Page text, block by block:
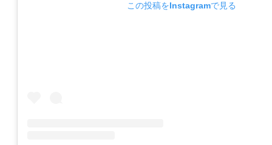
この投稿をInstagramで見る